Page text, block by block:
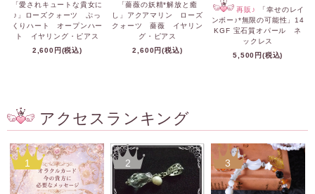
「愛されキュートな貴女に
♪」ローズクォーツ ぷっ
くりハート オープンハー
ト イヤリング・ピアス
2,600円(税込)
「薔薇の妖精*解放と癒
し」アクアマリン ローズ
クォーツ 薔薇 イヤリン
グ・ピアス
2,600円(税込)
再販♪
「幸せのレイ
ンボー♪*無限の可能性」14
KGF 宝石質オパール ネ
ックレス
5,500円(税込)
アクセスランキング
1 2 3